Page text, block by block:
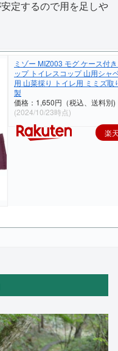
定するので用を足しや
ミゾー MIZ003 モグ ケース付
ップ トイレスコップ 山用シャ
用 山菜採り トイレ用 ミミズ取
製
価格：1,650円（税込、送料別)
(2024/10/23時点)
楽